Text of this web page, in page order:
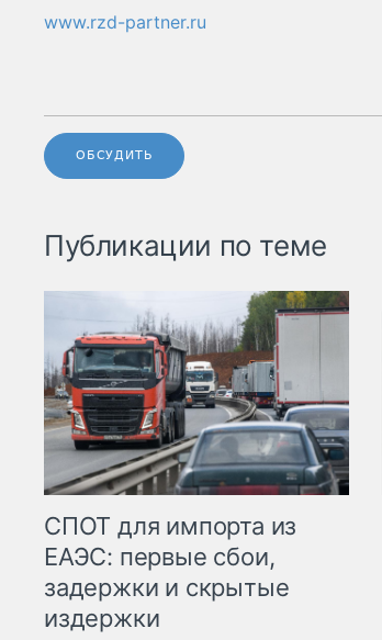
www.rzd-partner.ru
ОБСУДИТЬ
Публикации по теме
СПОТ для импорта из
ЕАЭС: первые сбои,
задержки и скрытые
издержки